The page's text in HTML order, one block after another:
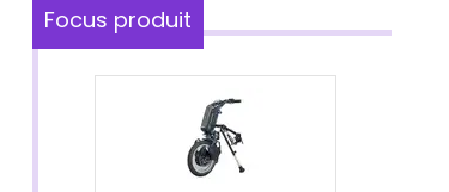
Focus produit